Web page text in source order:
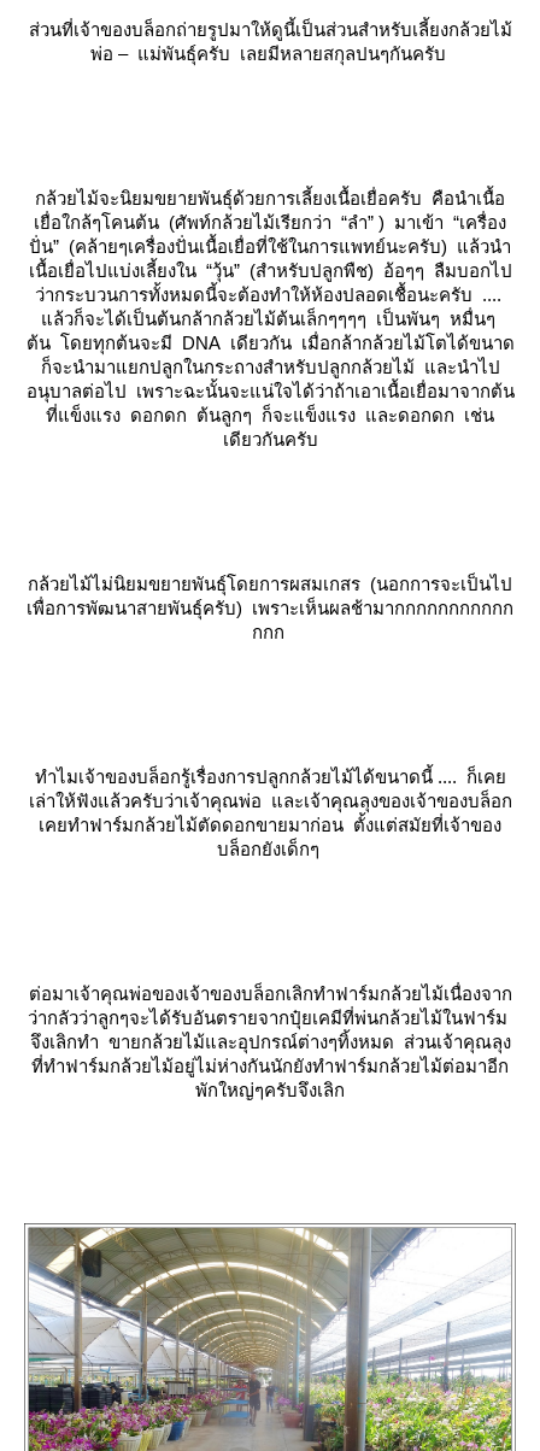
ส่วนที่เจ้าของบล็อกถ่ายรูปมาให้ดูนี้เป็นส่วนสำหรับเลี้ยงกล้วยไม้
พ่อ – แม่พันธุ์ครับ เลยมีหลายสกุลปนๆกันครับ
กล้วยไม้จะนิยมขยายพันธุ์ด้วยการเลี้ยงเนื้อเยื่อครับ คือนำเนื้อ
เยื่อใกล้ๆโคนต้น (ศัพท์กล้วยไม้เรียกว่า “ลำ” ) มาเข้า “เครื่อง
ปั่น” (คล้ายๆเครื่องปั่นเนื้อเยื่อที่ใช้ในการแพทย์นะครับ) แล้วนำ
เนื้อเยื่อไปแบ่งเลี้ยงใน “วุ้น” (สำหรับปลูกพืช) อ้อๆๆ ลืมบอกไป
ว่ากระบวนการทั้งหมดนี้จะต้องทำให้ห้องปลอดเชื้อนะครับ ....
ล้วก็จะได้เป็นต้นกล้ากล้วยไม้ต้นเล็กๆๆๆๆ เป็นพันๆ หมื่นๆ
ต้น โดยทุกต้นจะมี DNA เดียวกัน เมื่อกล้ากล้วยไม้โตได้ขนาด
ก็จะนำมาแยกปลูกในกระถางสำหรับปลูกกล้วยไม้ และนำไป
อนุบาลต่อไป เพราะฉะนั้นจะแน่ใจได้ว่าถ้าเอาเนื้อเยื่อมาจากต้น
ที่แข็งแรง ดอกดก ต้นลูกๆ ก็จะแข็งแรง และดอกดก เช่น
เดียวกันครับ
กล้วยไม้ไม่นิยมขยายพันธุ์โดยการผสมเกสร (นอกการจะเป็นไป
เพื่อการพัฒนาสายพันธุ์ครับ) เพราะเห็นผลช้ามากกกกกกกกกกก
กกก
ทำไมเจ้าของบล็อกรู้เรื่องการปลูกกล้วยไม้ได้ขนาดนี้ .... ก็เค
เล่าให้ฟังแล้วครับว่าเจ้าคุณพ่อ และเจ้าคุณลุงของเจ้าของบล็อก
เคยทำฟาร์มกล้วยไม้ตัดดอกขายมาก่อน ตั้งแต่สมัยที่เจ้าของ
บล็อกยังเด็กๆ
ต่อมาเจ้าคุณพ่อของเจ้าของบล็อกเลิกทำฟาร์มกล้วยไม้เนื่องจาก
ว่ากลัวว่าลูกๆจะได้รับอันตรายจากปุ๋ยเคมีที่พ่นกล้วยไม้ในฟาร์ม
จึงเลิกทำ ขายกล้วยไม้และอุปกรณ์ต่างๆทิ้งหมด ส่วนเจ้าคุณลุง
ที่ทำฟาร์มกล้วยไม้อยู่ไม่ห่างกันนักยังทำฟาร์มกล้วยไม้ต่อมาอีก
พักใหญ่ๆครับจึงเลิก